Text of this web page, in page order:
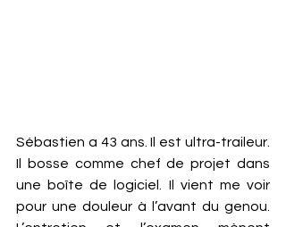
Sébastien a 43 ans. Il est ultra-traileur.
Il bosse comme chef de projet dans
une boîte de logiciel. Il vient me voir
pour une douleur à l’avant du genou.